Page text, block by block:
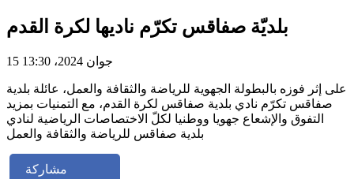
بلديّة صفاقس تكرّم ناديها لكرة القدم
15 جوان 2024، 13:30
على إثر فوزه بالبطولة الجهوية للرياضة والثقافة والعمل، عائلة بلدية
صفاقس تكرّم نادي بلدية صفاقس لكرة القدم، مع التمنيات بمزيد
التفوق والإشعاع جهويا ووطنيا لكلّ الاختصاصات الرياضية لنادي
بلدية صفاقس للرياضة والثقافة والعمل
مشاركة